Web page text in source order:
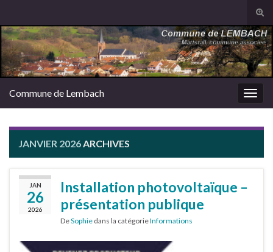
Search for:
Commune de Lembach
JANVIER 2026 ARCHIVES
JAN
26
2026
Installation photovoltaïque –
présentation publique
DeSophie dans la catégorieInformations